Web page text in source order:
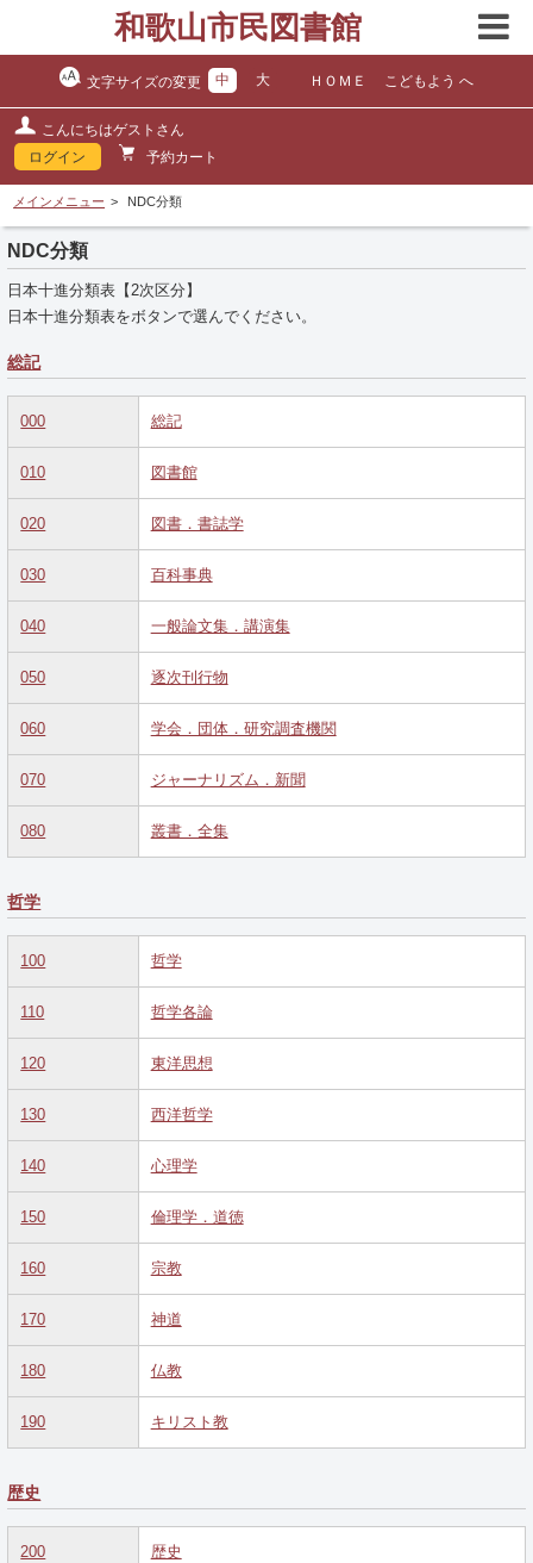
和歌山市民図書館
文字サイズの変更 中 大 ＨＯＭＥ こどもよう へ
こんにちはゲストさん
ログイン
予約カート
メインメニュー NDC分類
NDC分類
日本十進分類表【2次区分】
日本十進分類表をボタンで選んでください。
総記
000 総記
010 図書館
020 図書．書誌学
030 百科事典
040 一般論文集．講演集
050 逐次刊行物
060 学会．団体．研究調査機関
070 ジャーナリズム．新聞
080 叢書．全集
哲学
100 哲学
110 哲学各論
120 東洋思想
130 西洋哲学
140 心理学
150 倫理学．道徳
160 宗教
170 神道
180 仏教
190 キリスト教
歴史
200 歴史